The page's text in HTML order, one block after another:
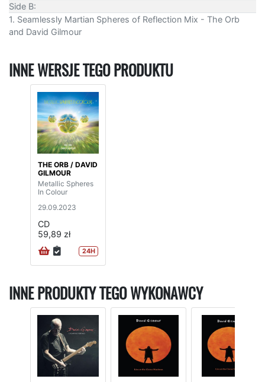
Side B:
1. Seamlessly Martian Spheres of Reflection Mix - The Orb
and David Gilmour
INNE WERSJE TEGO PRODUKTU
THE ORB / DAVID
GILMOUR
Metallic Spheres
In Colour
29.09.2023
CD
59,89 zł
24H
INNE PRODUKTY TEGO WYKONAWCY